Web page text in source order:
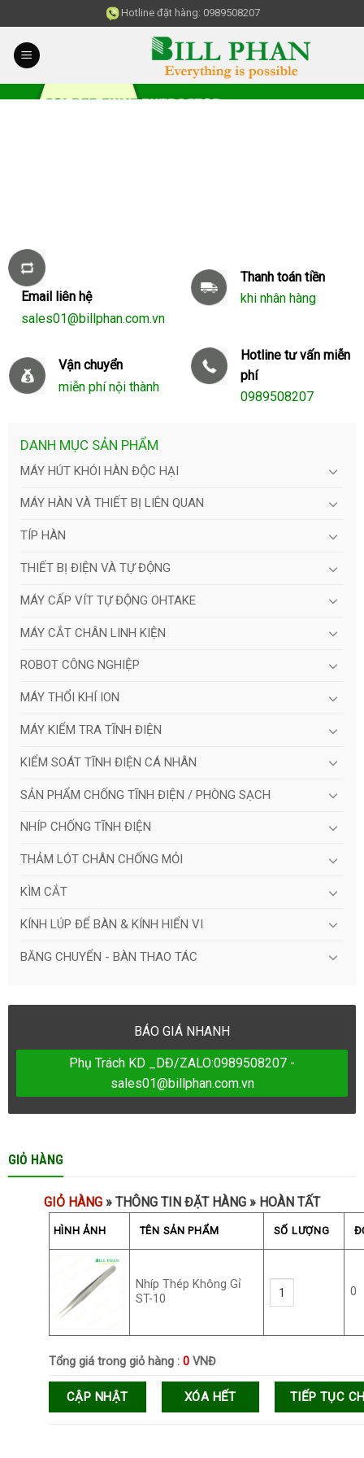
to
content
Hotline đặt hàng: 0989508207
Email liên hệ
sales01@billphan.com.vn
Thanh toán tiền
khi nhân hàng
Vận chuyển
miễn phí nội thành
Hotline tư vấn miễn
phí
0989508207
DANH MỤC SẢN PHẨM
MÁY HÚT KHÓI HÀN ĐỘC HẠI
MÁY HÀN VÀ THIẾT BỊ LIÊN QUAN
TÍP HÀN
THIẾT BỊ ĐIỆN VÀ TỰ ĐỘNG
MÁY CẤP VÍT TỰ ĐỘNG OHTAKE
MÁY CẮT CHÂN LINH KIỆN
ROBOT CÔNG NGHIỆP
MÁY THỔI KHÍ ION
MÁY KIỂM TRA TĨNH ĐIỆN
KIỂM SOÁT TĨNH ĐIỆN CÁ NHÂN
SẢN PHẨM CHỐNG TĨNH ĐIỆN / PHÒNG SẠCH
NHÍP CHỐNG TĨNH ĐIỆN
THẢM LÓT CHÂN CHỐNG MỎI
KÌM CẮT
KÍNH LÚP ĐỂ BÀN & KÍNH HIỂN VI
BĂNG CHUYỂN - BÀN THAO TÁC
BÁO GIÁ NHANH
Phụ Trách KD _DĐ/ZALO:0989508207 -
sales01@billphan.com.vn
GIỎ HÀNG
GIỎ HÀNG » THÔNG TIN ĐẶT HÀNG » HOÀN TẤT
HÌNH ẢNH TÊN SẢN PHẨM SỐ LƯỢNG
Nhíp Thép Không Gỉ
ST-10
0
Tổng giá trong giỏ hàng : 0VNĐ